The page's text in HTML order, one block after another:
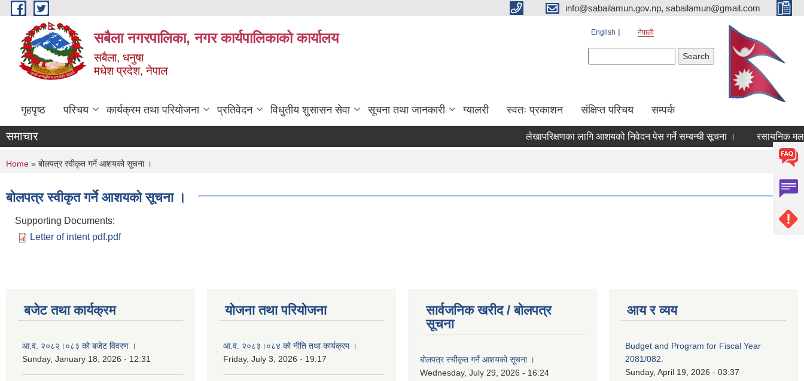
Skip to main content info@sabailamun.gov.np, sabailamun@gmail.com
सबैला नगरपालिका, नगर कार्यपालिकाको कार्यालय
सबैला, धनुषा
मधेश प्रदेश, नेपाल
English नेपाली
गृहपृष्ठ परिचय कार्यक्रम तथा परियोजना प्रतिवेदन विधुतीय शुसासन सेवा सूचना तथा जानकारी ग्यालरी स्वतः प्रकाशन संक्षिप्त परिचय सम्पर्क
समाचार लेखापरिक्षणका लागि आशयको निवेदन पेस गर्ने सम्बन्धी सूचना । रसायनिक मलको
You are here
Home » बोलपत्र स्वीकृत गर्ने आशयको सूचना ।
बोलपत्र स्वीकृत गर्ने आशयको सूचना ।
Supporting Documents:
Letter of intent pdf.pdf
बजेट तथा कार्यक्रम
आ.व. २०८२।०८३ को बजेट विवरण ।
Sunday, January 18, 2026 - 12:31
योजना तथा परियोजना
आ.व. २०८३।०८४ को नीति तथा कार्यक्रम ।
Friday, July 3, 2026 - 19:17
सार्वजनिक खरीद / बोलपत्र
सूचना
बोलपत्र स्चीकृत गर्ने आशयको सूचना ।
Wednesday, July 29, 2026 - 16:24
आय र व्यय
Budget and Program for Fiscal Year
2081/082.
Sunday, April 19, 2026 - 03:37